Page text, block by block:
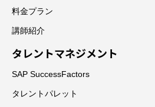
料金プラン
講師紹介
タレントマネジメント
SAP SuccessFactors
タレントパレット